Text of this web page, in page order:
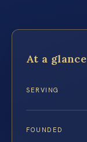
At a glance
SERVING
FOUNDED